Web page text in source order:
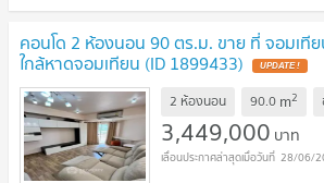
คอนโด 2 ห้องนอน 90 ตร.ม. ขาย ที่ จอมเที
ใกล้หาดจอมเทียน (ID 1899433) UPDATE !
2 ห้องนอน 90.0 m2
3,449,000 บาท
28/06/